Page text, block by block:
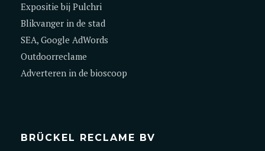
Expositie bij Pulchri
Blikvanger in de stad
SEA, Google AdWords
Outdoorreclame
Adverteren in de bioscoop
BRÜCKEL RECLAME BV